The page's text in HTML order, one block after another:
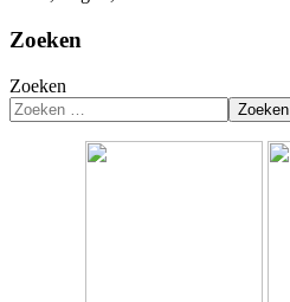
Zoeken
Zoeken
Zoeken